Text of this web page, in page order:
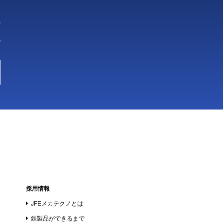
採用情報
JFEメカテクノとは
鉄製品ができるまで